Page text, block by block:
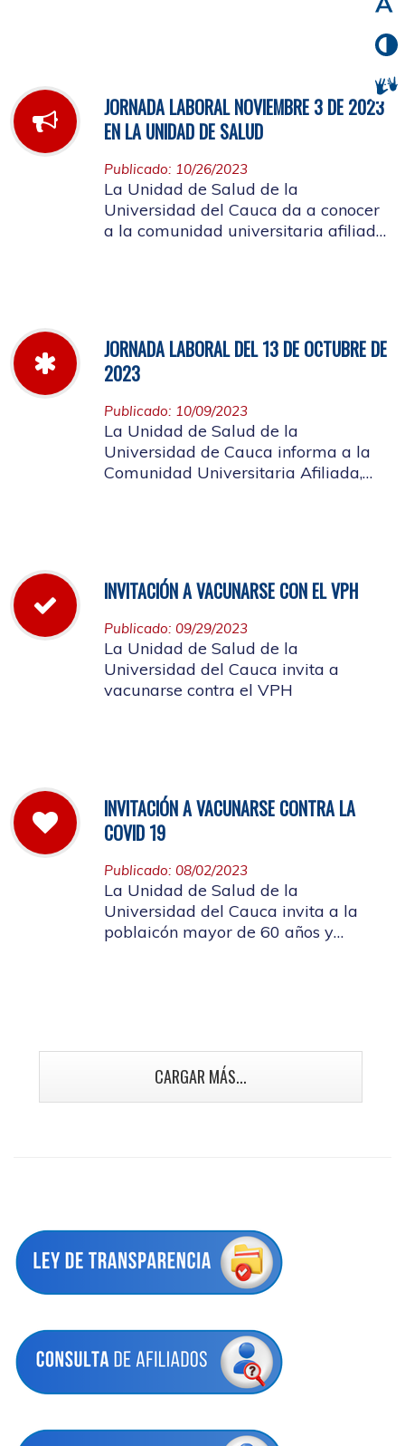
JORNADA LABORAL NOVIEMBRE 3 DE 2023
EN LA UNIDAD DE SALUD
Publicado: 10/26/2023
La Unidad de Salud de la
Universidad del Cauca da a conocer
a la comunidad universitaria afiliada,
JORNADA LABORAL DEL 13 DE OCTUBRE DE
2023
Publicado: 10/09/2023
La Unidad de Salud de la
Universidad de Cauca informa a la
Comunidad Universitaria Afiliada,
INVITACIÓN A VACUNARSE CON EL VPH
Publicado: 09/29/2023
La Unidad de Salud de la
Universidad del Cauca invita a
vacunarse contra el VPH
INVITACIÓN A VACUNARSE CONTRA LA
COVID 19
Publicado: 08/02/2023
La Unidad de Salud de la
Universidad del Cauca invita a la
poblaicón mayor de 60 años y
CARGAR MÁS...